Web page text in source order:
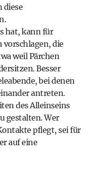
diese
hat, kann für
die
weil Pärchen
Besser
bei denen
antreten.
des Alleinseins
gestalten. Wer
pflegt, sei für
auf eine